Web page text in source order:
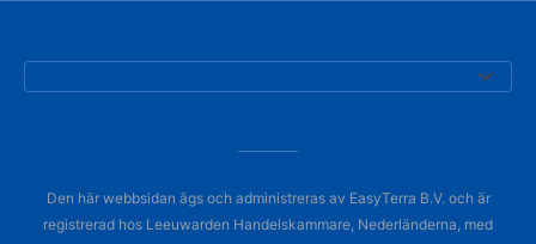
Den här webbsidan ägs och administreras av EasyTerra B.V. och är
registrerad hos Leeuwarden Handelskammare, Nederländerna, med